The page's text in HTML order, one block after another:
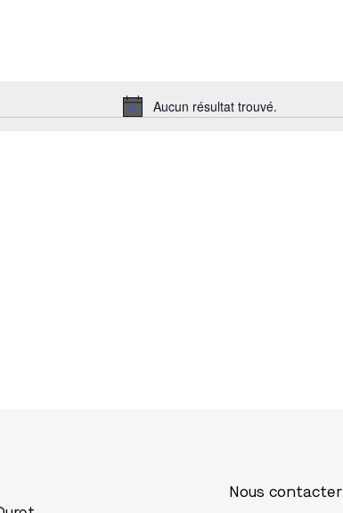
Notice
Aucun résultat trouvé.
Nous contacter